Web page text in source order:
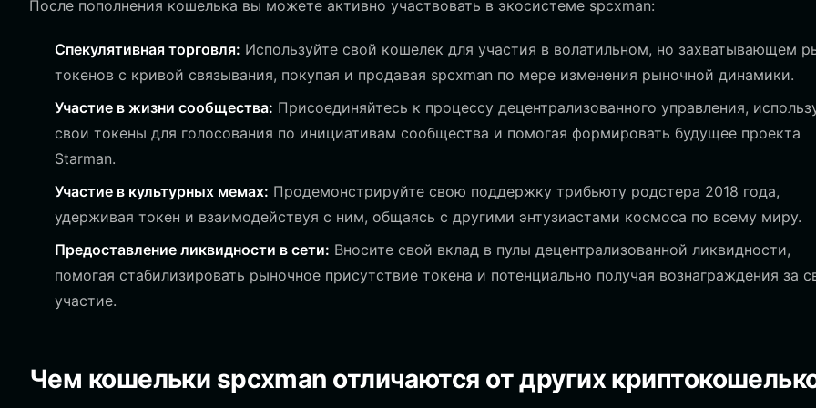
После пополнения кошелька вы можете активно участвовать в экосистеме spcxman:
Спекулятивная торговля: Используйте свой кошелек для участия в волатильном, но захватывающем
токенов с кривой связывания, покупая и продавая spcxman по мере изменения рыночной динамики.
Участие в жизни сообщества: Присоединяйтесь к процессу децентрализованного управления,
свои токены для голосования по инициативам сообщества и помогая формировать будущее проекта
Starman.
Участие в культурных мемах: Продемонстрируйте свою поддержку трибьюту родстера 2018 года,
удерживая токен и взаимодействуя с ним, общаясь с другими энтузиастами космоса по всему миру.
Предоставление ликвидности в сети: Вносите свой вклад в пулы децентрализованной ликвидности,
помогая стабилизировать рыночное присутствие токена и потенциально получая вознаграждения за
участие.
Чем кошельки spcxman отличаются от других